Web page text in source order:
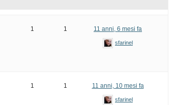
1 1 11 anni, 6 mesi fa
sfarinel
1 1 11 anni, 10 mesi fa
sfarinel